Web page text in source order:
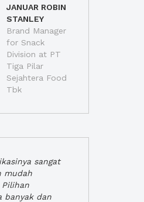
JANUAR ROBIN
STANLEY
Brand Manager
for Snack
Division at PT
Tiga Pilar
Sejahtera Food
Tbk
sangat
mudah
Pilihan
banyak dan